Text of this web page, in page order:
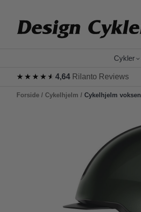
Cykler
★★★★★
★★★★★ 4,64Rilanto Reviews
Forside/ Cykelhjelm / Cykelhjelm voksen